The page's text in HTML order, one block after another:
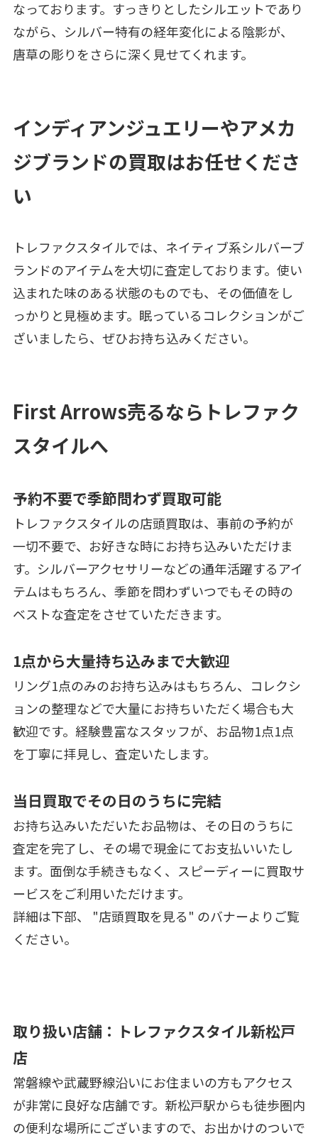
なっております。すっきりとしたシルエットであり
ながら、シルバー特有の経年変化による陰影が、
唐草の彫りをさらに深く見せてくれます。
インディアンジュエリーやアメカ
ジブランドの買取はお任せくださ
い
トレファクスタイルでは、ネイティブ系シルバーブ
ランドのアイテムを大切に査定しております。使い
込まれた味のある状態のものでも、その価値をし
っかりと見極めます。眠っているコレクションがご
ざいましたら、ぜひお持ち込みください。
First Arrows売るならトレファク
スタイルへ
予約不要で季節問わず買取可能
トレファクスタイルの店頭買取は、事前の予約が
一切不要で、お好きな時にお持ち込みいただけま
す。シルバーアクセサリーなどの通年活躍するアイ
テムはもちろん、季節を問わずいつでもその時の
ベストな査定をさせていただきます。
1点から大量持ち込みまで大歓迎
リング1点のみのお持ち込みはもちろん、コレクシ
ョンの整理などで大量にお持ちいただく場合も大
歓迎です。経験豊富なスタッフが、お品物1点1点
を丁寧に拝見し、査定いたします。
当日買取でその日のうちに完結
お持ち込みいただいたお品物は、その日のうちに
査定を完了し、その場で現金にてお支払いいたし
ます。面倒な手続きもなく、スピーディーに買取サ
ービスをご利用いただけます。
詳細は下部、 "店頭買取を見る" のバナーよりご覧
ください。
取り扱い店舗：トレファクスタイル新松戸
店
常磐線や武蔵野線沿いにお住まいの方もアクセス
が非常に良好な店舗です。新松戸駅からも徒歩圏内
の便利な場所にございますので、お出かけのついで